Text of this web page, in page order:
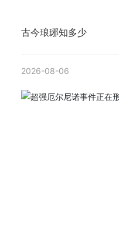
古今琅琊知多少
2026-08-06